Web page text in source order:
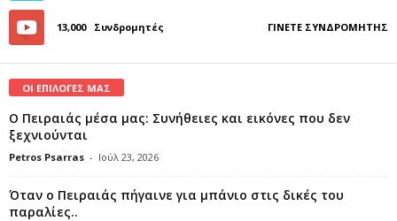
13,000 Συνδρομητές ΓΊΝΕΤΕ ΣΥΝΔΡΟΜΗΤΉΣ
ΟΙ ΕΠΙΛΟΓΕΣ ΜΑΣ
Ο Πειραιάς μέσα μας: Συνήθειες και εικόνες που δεν
ξεχνιούνται
Petros Psarras - Ιούλ 23, 2026
Όταν ο Πειραιάς πήγαινε για μπάνιο στις δικές του
παραλίες..